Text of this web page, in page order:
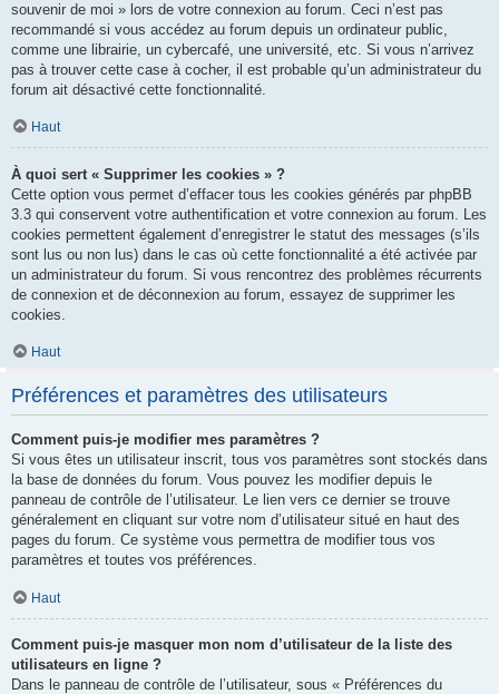
souvenir de moi » lors de votre connexion au forum. Ceci n’est pas
recommandé si vous accédez au forum depuis un ordinateur public,
comme une librairie, un cybercafé, une université, etc. Si vous n’arrivez
pas à trouver cette case à cocher, il est probable qu’un administrateur du
forum ait désactivé cette fonctionnalité.
Haut
À quoi sert « Supprimer les cookies » ?
Cette option vous permet d’effacer tous les cookies générés par phpBB
3.3 qui conservent votre authentification et votre connexion au forum. Les
cookies permettent également d’enregistrer le statut des messages (s’ils
sont lus ou non lus) dans le cas où cette fonctionnalité a été activée par
un administrateur du forum. Si vous rencontrez des problèmes récurrents
de connexion et de déconnexion au forum, essayez de supprimer les
cookies.
Haut
Préférences et paramètres des utilisateurs
Comment puis-je modifier mes paramètres ?
Si vous êtes un utilisateur inscrit, tous vos paramètres sont stockés dans
la base de données du forum. Vous pouvez les modifier depuis le
panneau de contrôle de l’utilisateur. Le lien vers ce dernier se trouve
généralement en cliquant sur votre nom d’utilisateur situé en haut des
pages du forum. Ce système vous permettra de modifier tous vos
paramètres et toutes vos préférences.
Haut
Comment puis-je masquer mon nom d’utilisateur de la liste des
utilisateurs en ligne ?
Dans le panneau de contrôle de l’utilisateur, sous « Préférences du